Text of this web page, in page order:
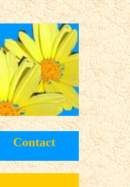
Contact